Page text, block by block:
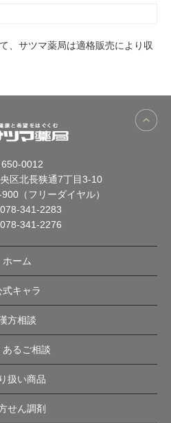
、サツマ薬局は適格販売により収
650-0012
区北長狭通7丁目3-10
（フリーダイヤル）
078-341-2283
341-2276
ホーム
式キャラ
方相談
あるご相談
扱い商品
せん調剤